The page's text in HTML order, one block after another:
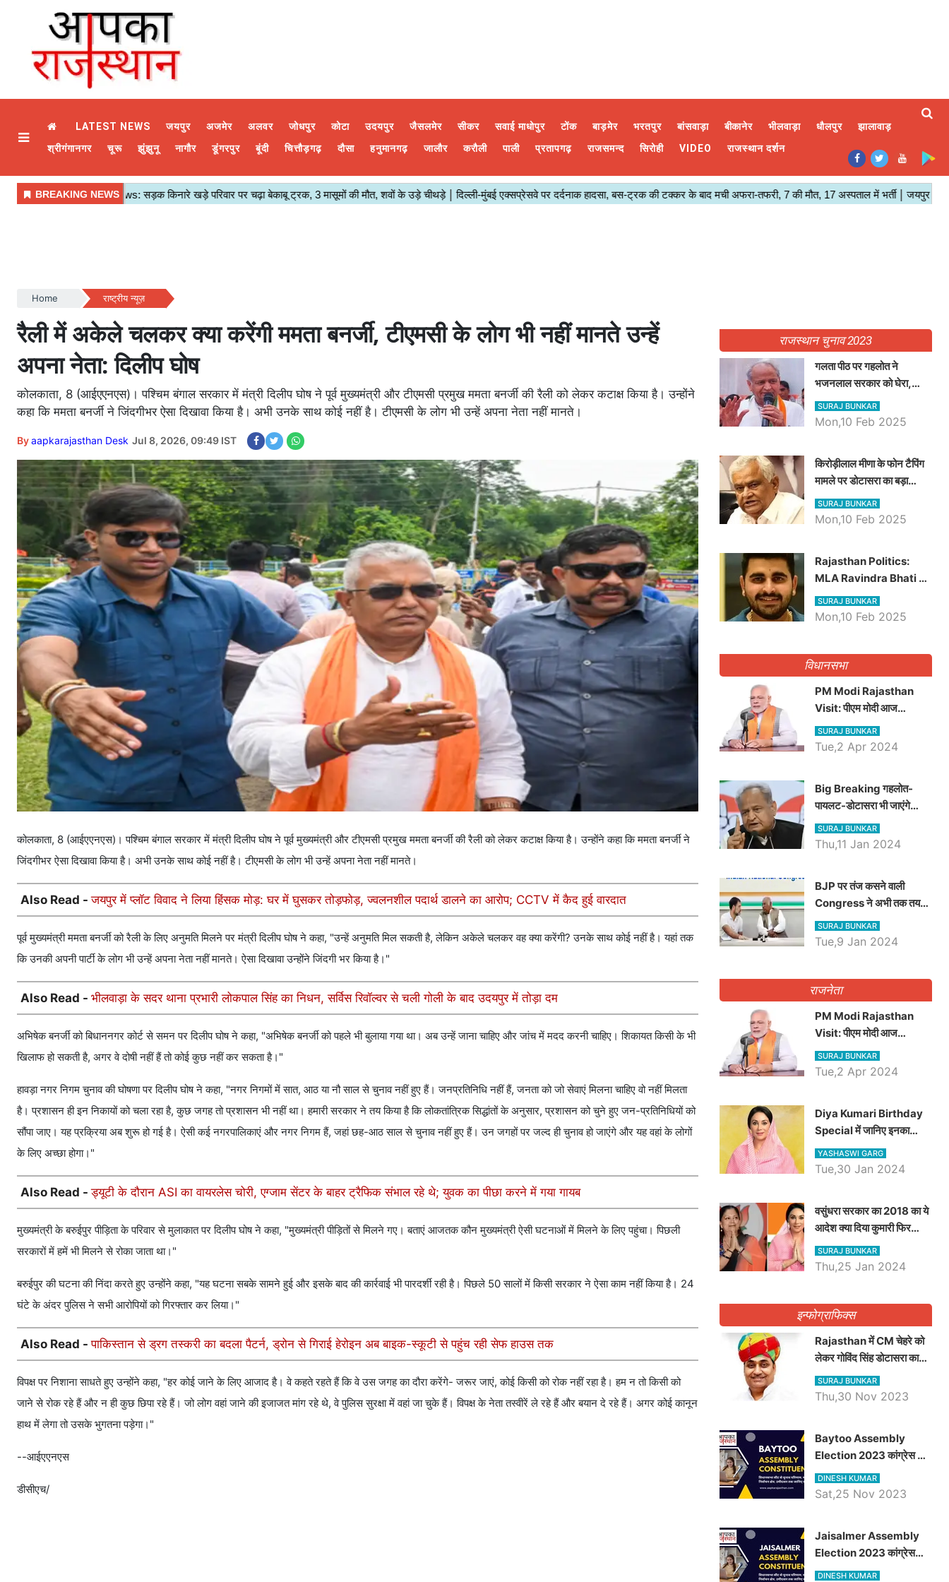
LATEST NEWS जयपुर अजमेर अलवर जोधपुर कोटा उदयपुर जैसलमेर सीकर सवाई माधोपुर टोंक बाड़मेर भरतपुर बांसवाड़ा बीकानेर भीलवाड़ा धौलपुर
झालावाड़
श्रीगंगानगर
चूरू झुंझुनू नागौर डूंगरपुर बूंदी चित्तौड़गढ़ दौसा हनुमानगढ़ जालौर करौली पाली प्रतापगढ़ राजसमन्द सिरोही VIDEO राजस्थान दर्शन
Home राष्ट्रीय न्यूज़
रैली में अकेले चलकर क्या करेंगी ममता बनर्जी, टीएमसी के लोग भी नहीं मानते उन्हें
अपना नेता: दिलीप घोष
कोलकाता, 8 (आईएएनएस)। पश्चिम बंगाल सरकार में मंत्री दिलीप घोष ने पूर्व मुख्यमंत्री और टीएमसी प्रमुख ममता बनर्जी की रैली को लेकर कटाक्ष किया है। उन्होंने
कहा कि ममता बनर्जी ने जिंदगीभर ऐसा दिखावा किया है। अभी उनके साथ कोई नहीं है। टीएमसी के लोग भी उन्हें अपना नेता नहीं मानते।
Byaapkarajasthan Desk Jul 8, 2026, 09:49 IST
कोलकाता, 8 (आईएएनएस)। पश्चिम बंगाल सरकार में मंत्री दिलीप घोष ने पूर्व मुख्यमंत्री और टीएमसी प्रमुख ममता बनर्जी की रैली को लेकर कटाक्ष किया है। उन्होंने कहा कि ममता बनर्जी ने
जिंदगीभर ऐसा दिखावा किया है। अभी उनके साथ कोई नहीं है। टीएमसी के लोग भी उन्हें अपना नेता नहीं मानते।
Also Read -जयपुर में प्लॉट विवाद ने लिया हिंसक मोड़: घर में घुसकर तोड़फोड़, ज्वलनशील पदार्थ डालने का आरोप; CCTV में कैद हुई वारदात
पूर्व मुख्यमंत्री ममता बनर्जी को रैली के लिए अनुमति मिलने पर मंत्री दिलीप घोष ने कहा, "उन्हें अनुमति मिल सकती है, लेकिन अकेले चलकर वह क्या करेंगी? उनके साथ कोई नहीं है। यहां तक ​​
कि उनकी अपनी पार्टी के लोग भी उन्हें अपना नेता नहीं मानते। ऐसा दिखावा उन्होंने जिंदगी भर किया है।"
Also Read - भीलवाड़ा के सदर थाना प्रभारी लोकपाल सिंह का निधन, सर्विस रिवॉल्वर से चली गोली के बाद उदयपुर में तोड़ा दम
अभिषेक बनर्जी को बिधाननगर कोर्ट से समन पर दिलीप घोष ने कहा, "अभिषेक बनर्जी को पहले भी बुलाया गया था। अब उन्हें जाना चाहिए और जांच में मदद करनी चाहिए। शिकायत किसी के भी
खिलाफ हो सकती है, अगर वे दोषी नहीं हैं तो कोई कुछ नहीं कर सकता है।"
हावड़ा नगर निगम चुनाव की घोषणा पर दिलीप घोष ने कहा, "नगर निगमों में सात, आठ या नौ साल से चुनाव नहीं हुए हैं। जनप्रतिनिधि नहीं हैं, जनता को जो सेवाएं मिलना चाहिए वो नहीं मिलता
है। प्रशासन ही इन निकायों को चला रहा है, कुछ जगह तो प्रशासन भी नहीं था। हमारी सरकार ने तय किया है कि लोकतांत्रिक सिद्धांतों के अनुसार, प्रशासन को चुने हुए जन-प्रतिनिधियों को
सौंपा जाए। यह प्रक्रिया अब शुरू हो गई है। ऐसी कई नगरपालिकाएं और नगर निगम हैं, जहां छह-आठ साल से चुनाव नहीं हुए हैं। उन जगहों पर जल्द ही चुनाव हो जाएंगे और यह वहां के लोगों
के लिए अच्छा होगा।"
Also Read -ड्यूटी के दौरान ASI का वायरलेस चोरी, एग्जाम सेंटर के बाहर ट्रैफिक संभाल रहे थे; युवक का पीछा करने में गया गायब
मुख्यमंत्री के बरुईपुर पीड़िता के परिवार से मुलाकात पर दिलीप घोष ने कहा, "मुख्यमंत्री पीड़ितों से मिलने गए। बताएं आजतक कौन मुख्यमंत्री ऐसी घटनाओं में मिलने के लिए पहुंचा। पिछली
सरकारों में हमें भी मिलने से रोका जाता था।"
बरुईपुर की घटना की निंदा करते हुए उन्होंने कहा, "यह घटना सबके सामने हुई और इसके बाद की कार्रवाई भी पारदर्शी रही है। पिछले 50 सालों में किसी सरकार ने ऐसा काम नहीं किया है। 24
घंटे के अंदर पुलिस ने सभी आरोपियों को गिरफ्तार कर लिया।"
Also Read -पाकिस्तान से ड्रग तस्करी का बदला पैटर्न, ड्रोन से गिराई हेरोइन अब बाइक-स्कूटी से पहुंच रही सेफ हाउस तक
विपक्ष पर निशाना साधते हुए उन्होंने कहा, "हर कोई जाने के लिए आजाद है। वे कहते रहते हैं कि वे उस जगह का दौरा करेंगे- जरूर जाएं, कोई किसी को रोक नहीं रहा है। हम न तो किसी को
जाने से रोक रहे हैं और न ही कुछ छिपा रहे हैं। जो लोग वहां जाने की इजाजत मांग रहे थे, वे पुलिस सुरक्षा में वहां जा चुके हैं। विपक्ष के नेता तस्वीरें ले रहे हैं और बयान दे रहे हैं। अगर कोई कानून
हाथ में लेगा तो उसके भुगतना पड़ेगा।"
--आईएएनएस
डीसीएच/
राजस्थान चुनाव 2023
गलता पीठ पर गहलोत ने
भजनलाल सरकार को घेरा,
Video में देखें अब तक बड़ी
खबरें
SURAJ BUNKAR
Mon,10 Feb 2025
किरोड़ीलाल मीणा के फोन टैपिंग
मामले पर डोटासरा का बड़ा
आरोप, वीडियो में देखें AZ बड़ी
खबरें
SURAJ BUNKAR
Mon,10 Feb 2025
Rajasthan Politics:
MLA Ravindra Bhati ने
प्रदेश की शिक्षा व्यवस्था पर
उठाए सवाल, Madan
SURAJ BUNKAR
Mon,10 Feb 2025
विधानसभा
PM Modi Rajasthan
Visit: पीएम मोदी आज
राजस्थान में कोटपूतली में करेंगे
विशाल रैली, एक सभा से 8 सीटों
SURAJ BUNKAR
Tue,2 Apr 2024
Big Breaking गहलोत-
पायलट-डोटासरा भी जाएंगे
अयोध्या, करेंगे रामलला के दर्शन
SURAJ BUNKAR
Thu,11 Jan 2024
BJP पर तंज कसने वाली
Congress ने अभी तक तय
नहीं किया नेता प्रतिपक्ष, जानें
कौन होगा दावेदार
SURAJ BUNKAR
Tue,9 Jan 2024
राजनेता
PM Modi Rajasthan
Visit: पीएम मोदी आज
राजस्थान में कोटपूतली में करेंगे
विशाल रैली, एक सभा से 8 सीटों
SURAJ BUNKAR
Tue,2 Apr 2024
Diya Kumari Birthday
Special में जानिए इनका
राजकुमारी से राजस्थान की
डिप्टी सीएम बनने तक का सफर,
YASHASWI GARG
Tue,30 Jan 2024
वसुंधरा सरकार का 2018 का ये
आदेश क्या दिया कुमारी फिर
करेंगी लागू? कांग्रेस सरकार ने
किया था निरस्त
SURAJ BUNKAR
Thu,25 Jan 2024
इन्फोग्राफिक्स
Rajasthan में CM चेहरे को
लेकर गोविंद सिंह डोटासरा का
बड़ा बयान आया सामने, जानें
विचार
SURAJ BUNKAR
Thu,30 Nov 2023
Baytoo Assembly
Election 2023 कांग्रेस से
हरीश चौधरी तो बालाराम मुंड होंगे
भाजपा उम्मीदवार, जानिये बायतू
DINESH KUMAR
Sat,25 Nov 2023
​​​​​​​Jaisalmer Assembly
Election 2023 कांग्रेस
रूपा राम मेघवाल तो छोटु सिंह
DINESH KUMAR